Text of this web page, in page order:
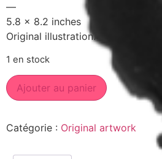
—
5.8 x 8.2 inches
Original illustration.
1 en stock
Ajouter au panier
Catégorie : Original artwork